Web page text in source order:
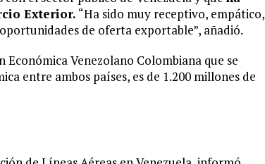
Exterior. “Ha sido muy receptivo, empático,
de oferta exportable”, añadió.
Venezolano Colombiana que se
entre ambos países, es de 1.200 millones de